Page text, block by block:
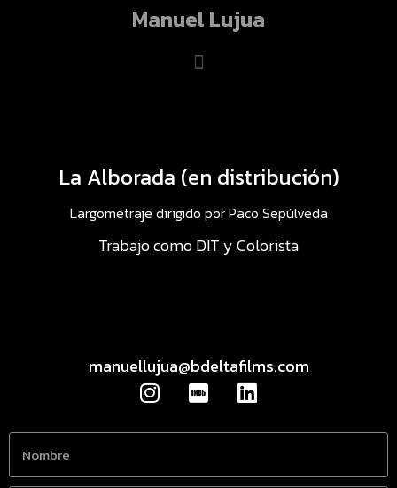
Manuel Lujua
La Alborada (en distribución)
Largometraje dirigido por Paco Sepúlveda
Trabajo como DIT y Colorista
manuellujua@bdeltafilms.com